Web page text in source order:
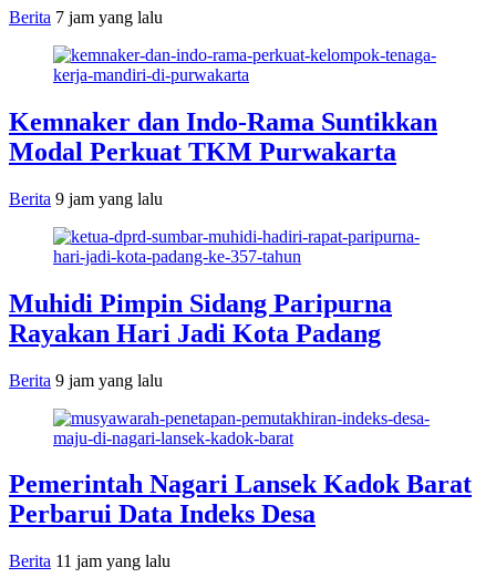
Berita 7 jam yang lalu
Kemnaker dan Indo-Rama Suntikkan
Modal Perkuat TKM Purwakarta
Berita 9 jam yang lalu
Muhidi Pimpin Sidang Paripurna
Rayakan Hari Jadi Kota Padang
Berita 9 jam yang lalu
Pemerintah Nagari Lansek Kadok Barat
Perbarui Data Indeks Desa
Berita 11 jam yang lalu